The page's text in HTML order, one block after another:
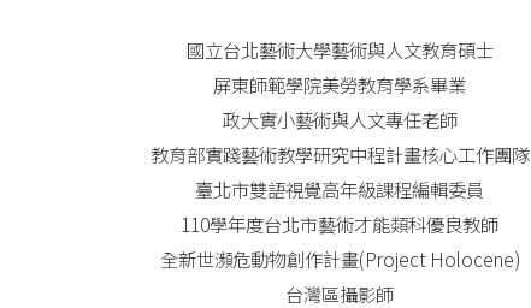
國立台北藝術大學藝術與人文教育碩士
屏東師範學院美勞教育學系畢業
政大實小藝術與人文專任老師
教育部實踐藝術教學研究中程計畫核心工作團隊
臺北市雙語視覺高年級課程編輯委員
110學年度台北市藝術才能類科優良教師
全新世瀕危動物創作計畫(Project Holocene)
台灣區攝影師